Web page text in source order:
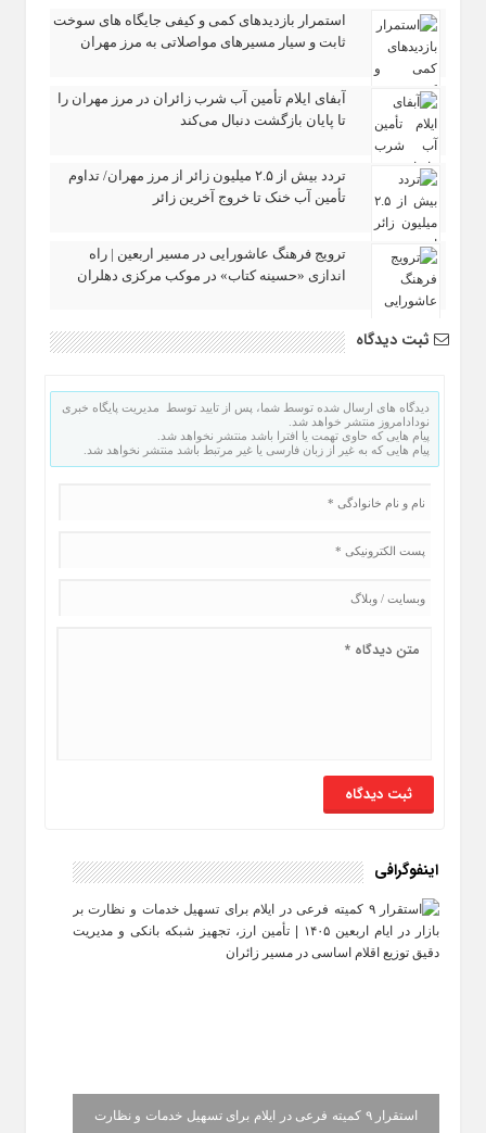
استمرار بازدیدهای کمی و کیفی جایگاه‌ های سوخت
ثابت و سیار مسیرهای مواصلاتی به مرز مهران
آبفای ایلام تأمین آب شرب زائران در مرز مهران را
تا پایان بازگشت دنبال می‌کند
تردد بیش از ۲.۵ میلیون زائر از مرز مهران/ تداوم
تأمین آب خنک تا خروج آخرین زائر
ترویج فرهنگ عاشورایی در مسیر اربعین | راه‌
اندازی «حسینه کتاب» در موکب مرکزی دهلران
ثبت دیدگاه
دیدگاه های ارسال شده توسط شما، پس از تایید توسط مدیریت پایگاه خبری
نودادامروز منتشر خواهد شد.
پیام هایی که حاوی تهمت یا افترا باشد منتشر نخواهد شد.
پیام هایی که به غیر از زبان فارسی یا غیر مرتبط باشد منتشر نخواهد شد.
اینفوگرافی
استقرار ۹ کمیته فرعی در ایلام برای تسهیل خدمات و نظارت